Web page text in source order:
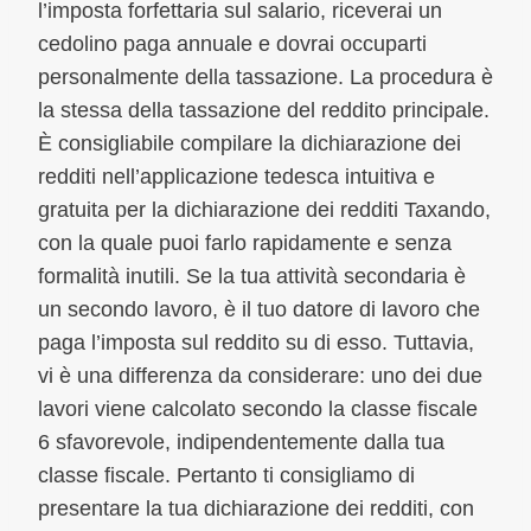
l’imposta forfettaria sul salario, riceverai un
cedolino paga annuale e dovrai occuparti
personalmente della tassazione. La procedura è
la stessa della tassazione del reddito principale.
È consigliabile compilare la dichiarazione dei
redditi nell’applicazione tedesca intuitiva e
gratuita per la dichiarazione dei redditi Taxando,
con la quale puoi farlo rapidamente e senza
formalità inutili. Se la tua attività secondaria è
un secondo lavoro, è il tuo datore di lavoro che
paga l’imposta sul reddito su di esso. Tuttavia,
vi è una differenza da considerare: uno dei due
lavori viene calcolato secondo la classe fiscale
6 sfavorevole, indipendentemente dalla tua
classe fiscale. Pertanto ti consigliamo di
presentare la tua dichiarazione dei redditi, con